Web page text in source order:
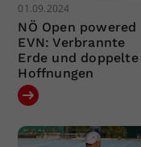
01.09.2024
NÖ Open powered
EVN: Verbrannte
Erde und doppelte
Hoffnungen